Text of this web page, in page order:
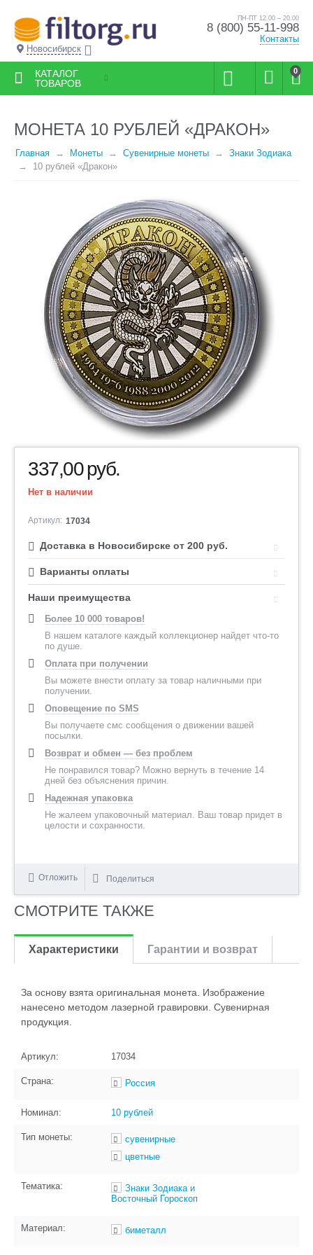
Новосибирск
ПН-ПТ 12.00 – 20.00
8 (800) 55-11-998
Контакты
0
КАТАЛОГ
ТОВАРОВ
МОНЕТА 10 РУБЛЕЙ «ДРАКОН»
Главная Монеты Сувенирные монеты
Знаки Зодиака
10 рублей «Дракон»
337,00руб.
Нет в наличии
Артикул: 17034
Доставка в Новосибирске от 200 руб.
Варианты оплаты
Наши преимущества
Более 10 000 товаров!
В нашем каталоге каждый коллекционер найдет что-то
по душе.
Оплата при получении
Вы можете внести оплату за товар наличными при
получении.
Оповещение по SMS
Вы получаете смс сообщения о движении вашей
посылки.
Возврат и обмен — без проблем
Не понравился товар? Можно вернуть в течение 14
дней без объяснения причин.
Надежная упаковка
Не жалеем упаковочный материал. Ваш товар придет в
целости и сохранности.
Отложить Поделиться
СМОТРИТЕ ТАКЖЕ
Характеристики Гарантии и возврат
За основу взята оригинальная монета. Изображение
нанесено методом лазерной гравировки. Сувенирная
продукция.
Артикул: 17034
Страна: Россия
Номинал: 10 рублей
Тип монеты:
сувенирные
цветные
Тематика:
Знаки Зодиака и
Восточный Гороскоп
Материал: биметалл